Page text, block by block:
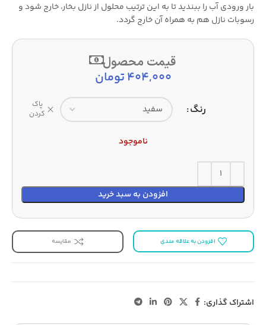
بار ورودی آب را ببندید تا به این ترتیب محلول از نازل بخار، خارج شود و
رسوبات نازل هم به همراه آن خارج گردد.
قیمت محصول
404,000تومان
رنگ
پاک
کردن
ناموجود
افزودن به سبد خرید
افزودن به علاقه مندی مقایسه
اشتراک گذاری: